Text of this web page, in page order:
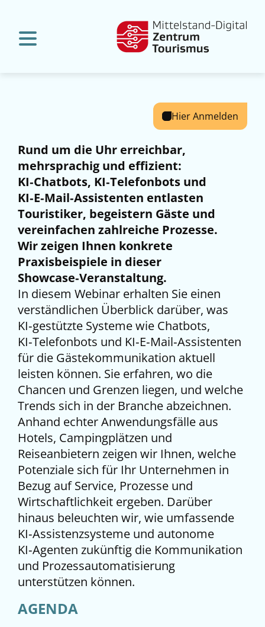
Hier Anmelden
Rund um die Uhr erreichbar,
mehrsprachig und effizient:
KI‑Chatbots, KI‑Telefonbots und
KI‑E‑Mail‑Assistenten entlasten
Touristiker, begeistern Gäste und
vereinfachen zahlreiche Prozesse.
Wir zeigen Ihnen konkrete
Praxisbeispiele in dieser
Showcase‑Veranstaltung.
In diesem Webinar erhalten Sie einen
verständlichen Überblick darüber, was
KI‑gestützte Systeme wie Chatbots,
KI‑Telefonbots und KI‑E‑Mail‑Assistenten
für die Gästekommunikation aktuell
leisten können. Sie erfahren, wo die
Chancen und Grenzen liegen, und welche
Trends sich in der Branche abzeichnen.
Anhand echter Anwendungsfälle aus
Hotels, Campingplätzen und
Reiseanbietern zeigen wir Ihnen, welche
Potenziale sich für Ihr Unternehmen in
Bezug auf Service, Prozesse und
Wirtschaftlichkeit ergeben. Darüber
hinaus beleuchten wir, wie umfassende
KI‑Assistenzsysteme und autonome
KI‑Agenten zukünftig die Kommunikation
und Prozessautomatisierung
unterstützen können.
AGENDA